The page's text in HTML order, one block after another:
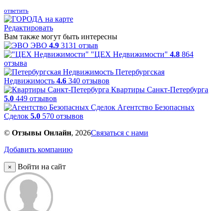
ответить
Редактировать
Вам также могут быть интересны
ЭВО 4.9 3131 отзыв
"ЦЕХ Недвижимости" 4.8 864
отзыва
Петербургская
Недвижимость 4.6 340 отзывов
Квартиры Санкт-Петербурга
5.0 449 отзывов
Агентство Безопасных
Сделок 5.0 570 отзывов
© Отзывы Онлайн, 2026Связаться с нами
Добавить компанию
× Войти на сайт